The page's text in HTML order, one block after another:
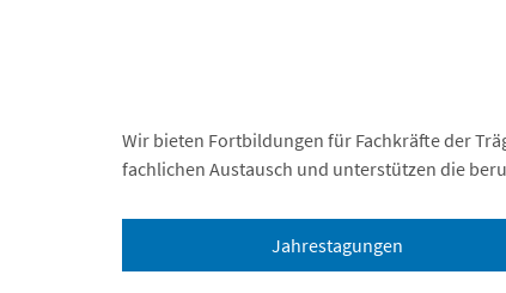
Wir bieten Fortbildungen für Fachkräfte der
fachlichen Austausch und unterstützen die
Jahrestagungen